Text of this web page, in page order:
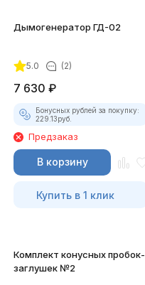
Дымогенератор ГД-02
5.0 (2)
7 630 ₽
Бонусных рублей за покупку:
229.13руб.
Предзаказ
В корзину
Купить в 1 клик
Комплект конусных пробок-
заглушек №2